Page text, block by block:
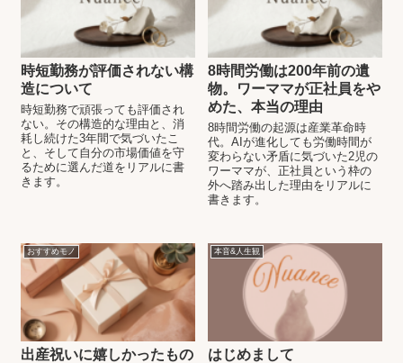
時短勤務が評価されない構
造について
時短勤務で頑張っても評価され
ない。その構造的な理由と、消
耗し続けた3年間で気づいたこ
と、そして自分の市場価値を守
るために選んだ道をリアルに書
きます。
8時間労働は200年前の遺
物。ワーママが正社員をや
めた、本当の理由
8時間労働の起源は産業革命時
代。AIが進化しても労働時間が
変わらない矛盾に気づいた2児の
ワーママが、正社員という枠の
外へ踏み出した理由をリアルに
書きます。
おすすめモノ
出産祝いに嬉しかったもの
本音&人生観
はじめまして